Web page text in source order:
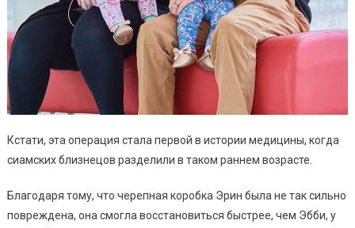
Кстати, эта операция стала первой в истории медицины, когда
сиамских близнецов разделили в таком раннем возрасте.
Благодаря тому, что черепная коробка Эрин была не так сильно
повреждена, она смогла восстановиться быстрее, чем Эбби, у